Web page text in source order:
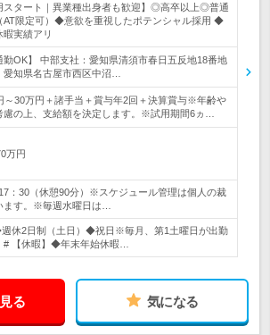
スタート｜異業種出身者も歓迎】◎高卒以上◎普通
AT限定可）◆意欲を重視したポテンシャル採用 ◆
暇実績アリ
勤OK】 中部支社：愛知県清須市春日五反地18番地
愛知県名古屋市西区中沼…
30万円＋諸手当＋賞与年2回＋決算賞与※年齢や
慮の上、支給額を決定します。※試用期間6ヵ…
万円
：30（休憩90分）※スケジュール管理は個人の裁
ます。※毎週水曜日は…
休2日制（土日）◆祝日※毎月、第1土曜日が出勤
# 【休暇】◆年末年始休暇…
る 気になる